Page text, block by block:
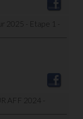
2025 - Etape 1 -
AFF 2024 -